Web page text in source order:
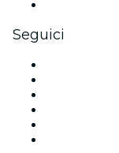
Seguici